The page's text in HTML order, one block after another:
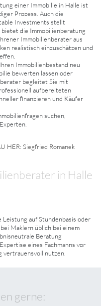
einer Immobilie in Halle ist
Prozess. Auch die
Investments stellt
die Immobilienberatung
Immobilienberater aus
realistisch einzuschätzen und
Immobilienbestand neu
bewerten lassen oder
begleitet Sie mit
aufbereiteten
finanzieren und Käufer
suchen,
HER: Siegfried Romanek
in Halle
auf Stundenbasis oder
Maklern üblich bei einem
Beratung
eines Fachmanns vor
nutzen.
gerne: